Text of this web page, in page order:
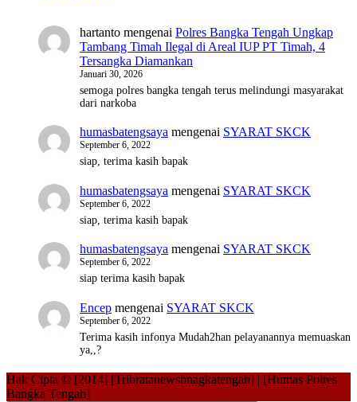
hartanto mengenai Polres Bangka Tengah Ungkap
Tambang Timah Ilegal di Areal IUP PT Timah, 4
Tersangka Diamankan
Januari 30, 2026
semoga polres bangka tengah terus melindungi masyarakat
dari narkoba
humasbatengsaya mengenai SYARAT SKCK
September 6, 2022
siap, terima kasih bapak
humasbatengsaya mengenai SYARAT SKCK
September 6, 2022
siap, terima kasih bapak
humasbatengsaya mengenai SYARAT SKCK
September 6, 2022
siap terima kasih bapak
Encep mengenai SYARAT SKCK
September 6, 2022
Terima kasih infonya Mudah2han pelayanannya memuaskan
ya,,?
Hak Cipta © [2014] [Tribratanewsbnagkatengah] | [Humas Polres
Bangka Tengah]